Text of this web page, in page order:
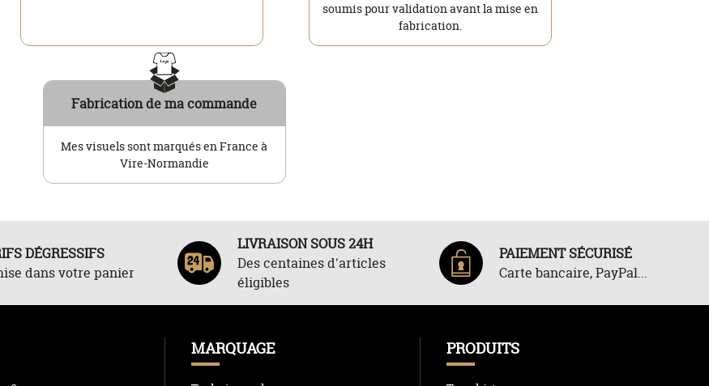
soumis pour validation avant la mise en
fabrication.
Fabrication de ma commande
Mes visuels sont marqués en France à
Vire-Normandie
DÉGRESSIFS
dans votre panier
LIVRAISON SOUS 24H
Des centaines d'articles
éligibles
PAIEMENT SÉCURISÉ
Carte bancaire, PayPal...
MARQUAGE PRODUITS